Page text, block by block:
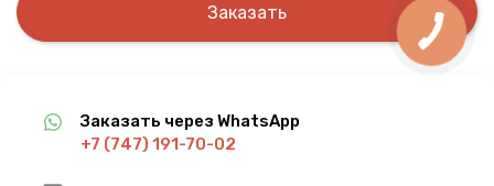
Заказать
Заказать через WhatsApp
+7 (747) 191-70-02